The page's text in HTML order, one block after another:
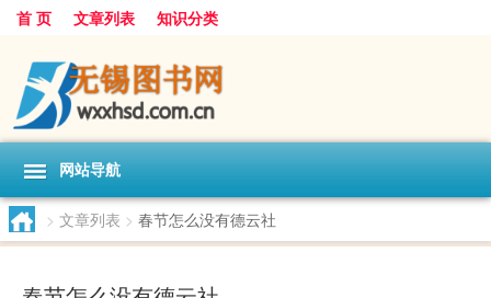
首 页 文章列表 知识分类
网站导航
> 文章列表 > 春节怎么没有德云社